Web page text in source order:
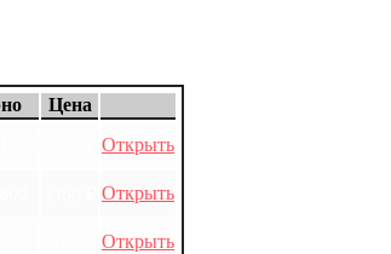
Цена
Открыть
Открыть
Открыть